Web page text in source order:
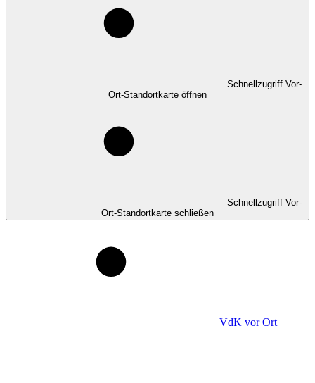
Schnellzugriff Vor-
Ort-Standortkarte öffnen
Schnellzugriff Vor-
Ort-Standortkarte schließen
VdK vor Ort